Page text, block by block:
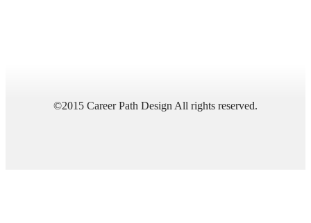
©2015 Career Path Design All rights reserved.